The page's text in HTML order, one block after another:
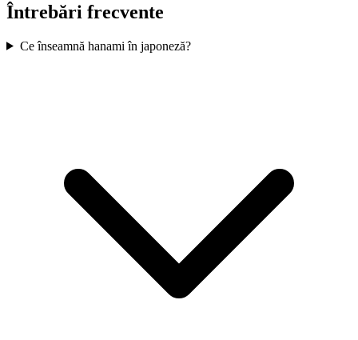
Întrebări frecvente
Ce înseamnă hanami în japoneză?